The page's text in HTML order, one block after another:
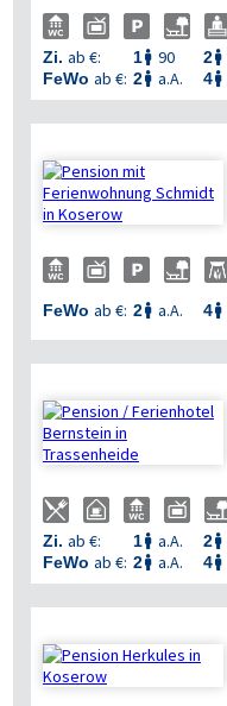
Zi. ab €: 1 90 2
FeWo ab €: 2 a.A. 4
FeWo ab €: 2 a.A. 4
Zi. ab €: 1 a.A. 2
FeWo ab €: 2 a.A. 4